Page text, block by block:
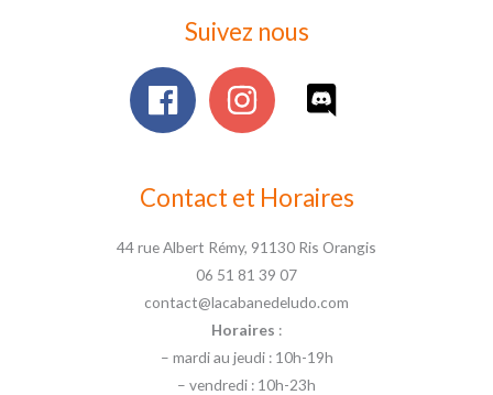
Suivez nous
Contact et Horaires
44 rue Albert Rémy, 91130 Ris Orangis
06 51 81 39 07
contact@lacabanedeludo.com
Horaires :
– mardi au jeudi : 10h-19h
– vendredi : 10h-23h